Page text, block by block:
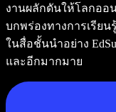
งานผลักดันให้โลกออ
บกพร่องทางการเรีย
ในสื่อชั้นนำอย่าง
และอีกมากมาย